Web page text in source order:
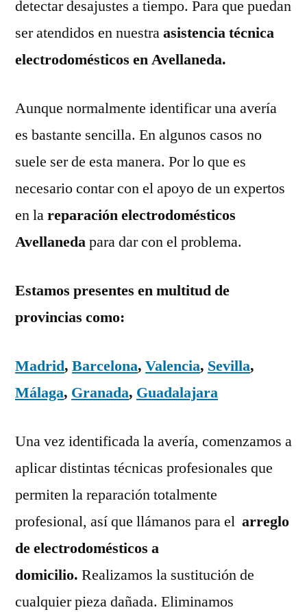
detectar desajustes a tiempo. Para que puedan
ser atendidos en nuestraasistencia técnica
electrodomésticos en Avellaneda.
Aunque normalmente identificar una avería
es bastante sencilla. En algunos casos no
suele ser de esta manera. Por lo que es
necesario contar con el apoyo de un expertos
en lareparación electrodomésticos
Avellanedapara dar con el problema.
Estamos presentes en multitud de
provincias como:
Madrid, Barcelona, Valencia, Sevilla,
Málaga, Granada, Guadalajara
Una vez identificada la avería, comenzamos a
aplicar distintas técnicas profesionales que
permiten la reparación totalmente
profesional, así que llámanos para el arreglo
de electrodomésticos a
domicilio. Realizamos la sustitución de
cualquier pieza dañada. Eliminamos